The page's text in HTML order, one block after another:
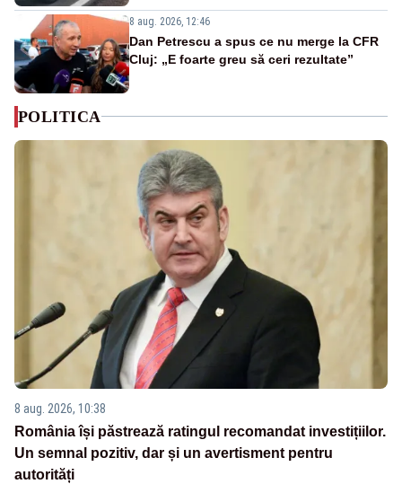
8 aug. 2026, 12:46
Dan Petrescu a spus ce nu merge la CFR
Cluj: „E foarte greu să ceri rezultate”
POLITICA
8 aug. 2026, 10:38
România își păstrează ratingul recomandat investițiilor.
Un semnal pozitiv, dar și un avertisment pentru
autorități